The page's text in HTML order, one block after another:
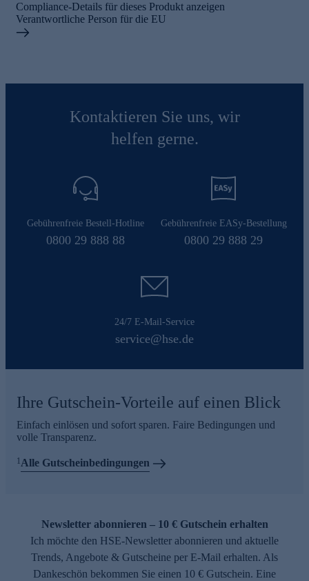
Compliance-Details für dieses Produkt anzeigen
Verantwortliche Person für die EU
Kontaktieren Sie uns, wir
helfen gerne.
Gebührenfreie Bestell-Hotline
0800 29 888 88
Gebührenfreie EASy-Bestellung
0800 29 888 29
24/7 E-Mail-Service
service@hse.de
Ihre Gutschein-Vorteile auf einen Blick
Einfach einlösen und sofort sparen. Faire Bedingungen und
volle Transparenz.
1 Alle Gutscheinbedingungen
Newsletter abonnieren – 10 € Gutschein erhalten
Ich möchte den HSE-Newsletter abonnieren und aktuelle
Trends, Angebote & Gutscheine per E-Mail erhalten. Als
Dankeschön bekommen Sie einen 10 € Gutschein. Eine